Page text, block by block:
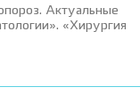
Актуальные
«Хирургия